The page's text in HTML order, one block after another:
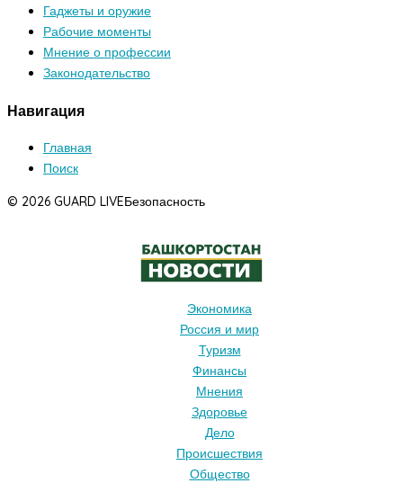
Гаджеты и оружие
Рабочие моменты
Мнение о профессии
Законодательство
Навигация
Главная
Поиск
© 2026 GUARD LIVEБезопасность
Экономика
Россия и мир
Туризм
Финансы
Мнения
Здоровье
Дело
Происшествия
Общество